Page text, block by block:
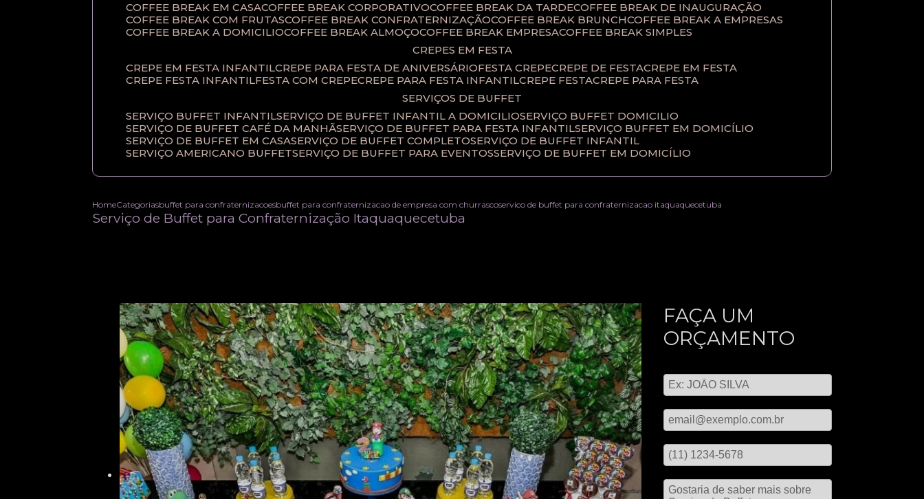
COFFEE BREAK EM CASA COFFEE BREAK CORPORATIVO COFFEE BREAK DA TARDE COFFEE BREAK DE INAUGURAÇÃO
COFFEE BREAK COM FRUTAS COFFEE BREAK CONFRATERNIZAÇÃO COFFEE BREAK BRUNCH COFFEE BREAK A EMPRESAS
COFFEE BREAK A DOMICILIO COFFEE BREAK ALMOÇO COFFEE BREAK EMPRESA COFFEE BREAK SIMPLES
CREPES EM FESTA
CREPE EM FESTA INFANTIL
CREPE PARA FESTA DE ANIVERSÁRIO FESTA CREPE CREPE DE FESTA
CREPE EM FESTA
CREPE FESTA INFANTIL FESTA COM CREPE CREPE PARA FESTA INFANTIL CREPE FESTA
CREPE PARA FESTA
SERVIÇOS DE BUFFET
SERVIÇO BUFFET INFANTIL SERVIÇO DE BUFFET INFANTIL A DOMICILIO SERVIÇO BUFFET DOMICILIO
SERVIÇO DE BUFFET CAFÉ DA MANHÃ SERVIÇO DE BUFFET PARA FESTA INFANTIL SERVIÇO BUFFET EM DOMICÍLIO
SERVIÇO DE BUFFET EM CASA SERVIÇO DE BUFFET COMPLETO SERVIÇO DE BUFFET INFANTIL
SERVIÇO AMERICANO BUFFET SERVIÇO DE BUFFET PARA EVENTOS SERVIÇO DE BUFFET EM DOMICÍLIO
HomeCategoriasbuffet para confraternizacoesbuffet para confraternizacao de empresa com churrascoservico de buffet para confraternizacao itaquaquecetuba
Serviço de Buffet para Confraternização Itaquaquecetuba
FAÇA UM
ORÇAMENTO